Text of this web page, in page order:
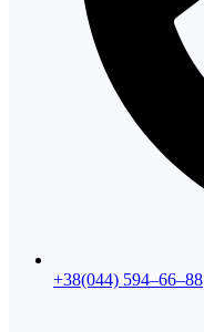
+38(044) 594–66–88